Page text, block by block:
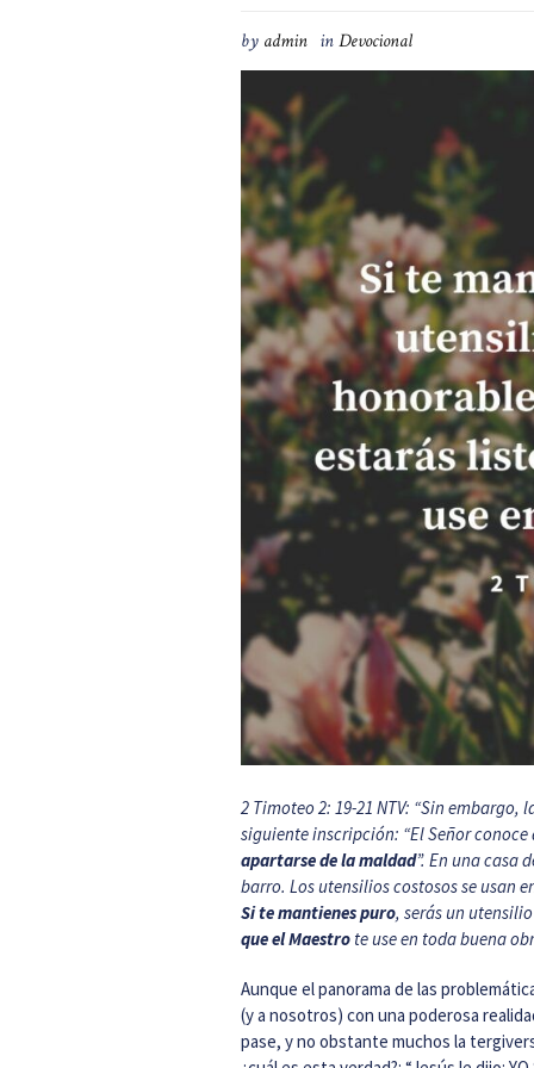
by admin inDevocional
2 Timoteo 2: 19-21 NTV: “Sin
siguiente inscripción: “El Señor conoce
apartarse de la maldad”. En una casa
barro. Los utensilios costosos se usan
Si te mantienes puro, serás un
que el Maestro te use en toda buena
Aunque el panorama de las
(y a nosotros) con una poderosa
pase, y no obstante muchos la